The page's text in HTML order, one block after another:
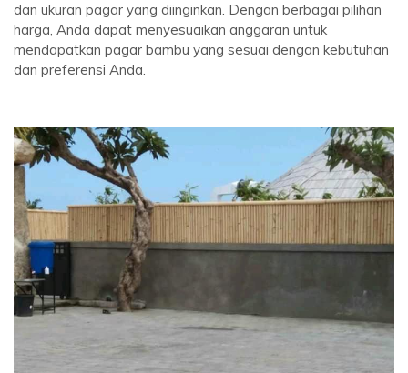
dan ukuran pagar yang diinginkan. Dengan berbagai pilihan
harga, Anda dapat menyesuaikan anggaran untuk
mendapatkan pagar bambu yang sesuai dengan kebutuhan
dan preferensi Anda.